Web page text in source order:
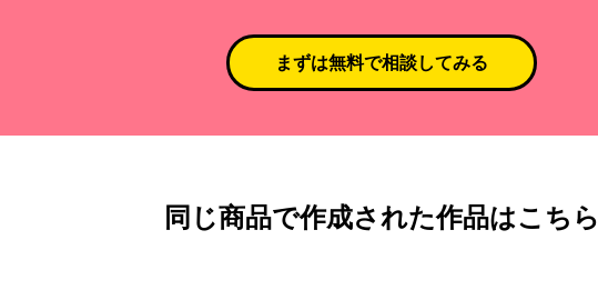
まずは無料で相談してみる
同じ商品で作成された作品はこちら